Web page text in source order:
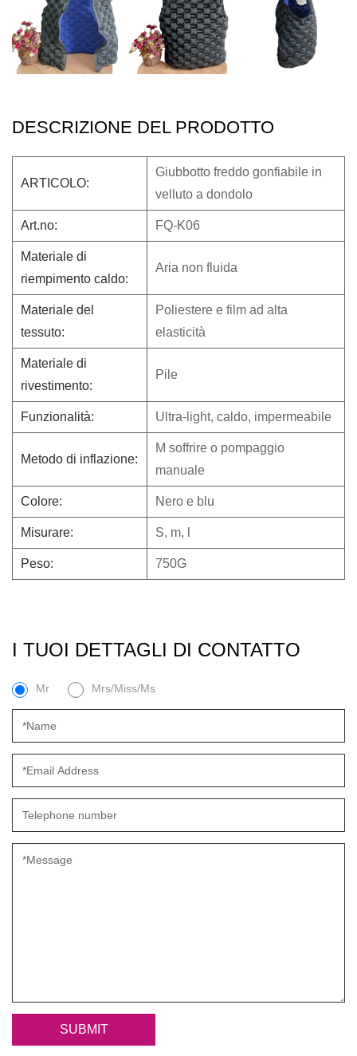
DESCRIZIONE DEL PRODOTTO
ARTICOLO:
Giubbotto freddo gonfiabile in
velluto a dondolo
Art.no: FQ-K06
Materiale di
riempimento caldo:
Aria non fluida
Materiale del
tessuto:
Poliestere e film ad alta
elasticità
Materiale di
rivestimento:
Pile
Funzionalità: Ultra-light, caldo, impermeabile
Metodo di inflazione:
M soffrire o pompaggio
manuale
Colore: Nero e blu
Misurare: S, m, l
Peso: 750G
I TUOI DETTAGLI DI CONTATTO
Mr Mrs/Miss/Ms